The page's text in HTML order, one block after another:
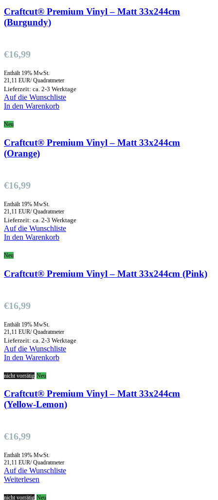
Craftcut® Premium Vinyl – Matt 33x244cm
(Burgundy)
€16,99
Enthält 19% MwSt.
21,11 EUR/ Quadratmeter
Lieferzeit: ca. 2-3 Werktage
Auf die Wunschliste
In den Warenkorb
Neu
Craftcut® Premium Vinyl – Matt 33x244cm
(Orange)
€16,99
Enthält 19% MwSt.
21,11 EUR/ Quadratmeter
Lieferzeit: ca. 2-3 Werktage
Auf die Wunschliste
In den Warenkorb
Neu
Craftcut® Premium Vinyl – Matt 33x244cm (Pink)
€16,99
Enthält 19% MwSt.
21,11 EUR/ Quadratmeter
Lieferzeit: ca. 2-3 Werktage
Auf die Wunschliste
In den Warenkorb
nicht vorrätig Neu
Craftcut® Premium Vinyl – Matt 33x244cm
(Yellow-Lemon)
€16,99
Enthält 19% MwSt.
21,11 EUR/ Quadratmeter
Auf die Wunschliste
Weiterlesen
nicht vorrätig Neu